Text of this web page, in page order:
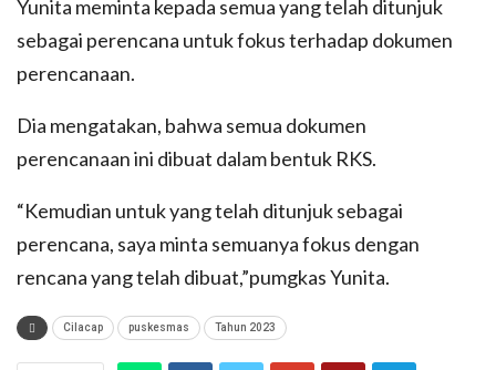
Yunita meminta kepada semua yang telah ditunjuk
sebagai perencana untuk fokus terhadap dokumen
perencanaan.
Dia mengatakan, bahwa semua dokumen
perencanaan ini dibuat dalam bentuk RKS.
“Kemudian untuk yang telah ditunjuk sebagai
perencana, saya minta semuanya fokus dengan
rencana yang telah dibuat,”pumgkas Yunita.
Cilacap puskesmas Tahun 2023